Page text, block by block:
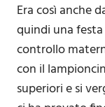
Era così anche
quindi una
controllo
con il
superiori e si